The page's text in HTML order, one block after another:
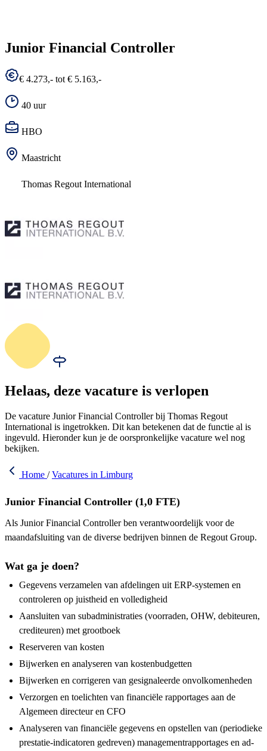
Junior Financial Controller
€ 4.273,- tot € 5.163,-
40 uur
HBO
Maastricht
Thomas Regout International
Helaas, deze vacature is verlopen
De vacature Junior Financial Controller bij Thomas Regout
International is ingetrokken. Dit kan betekenen dat de functie al is
ingevuld. Hieronder kun je de oorspronkelijke vacature wel nog
bekijken.
Home / Vacatures in Limburg
Junior Financial Controller (1,0 FTE)
Als Junior Financial Controller ben verantwoordelijk voor de
maandafsluiting van de diverse bedrijven binnen de Regout Group.
Wat ga je doen?
Gegevens verzamelen van afdelingen uit ERP-systemen en
controleren op juistheid en volledigheid
Aansluiten van subadministraties (voorraden, OHW, debiteuren,
crediteuren) met grootboek
Reserveren van kosten
Bijwerken en analyseren van kostenbudgetten
Bijwerken en corrigeren van gesignaleerde onvolkomenheden
Verzorgen en toelichten van financiële rapportages aan de
Algemeen directeur en CFO
Analyseren van financiële gegevens en opstellen van (periodieke
prestatie-indicatoren gedreven) managementrapportages en ad-